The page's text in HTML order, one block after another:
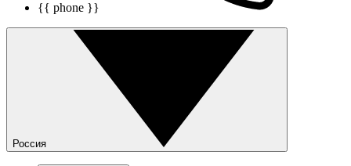
{{ phone }}
Россия